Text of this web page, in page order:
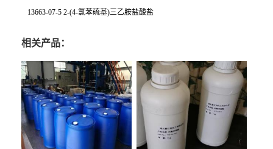
13663-07-5 2-(4-氯苯硫基)三乙胺盐酸盐
相关产品：